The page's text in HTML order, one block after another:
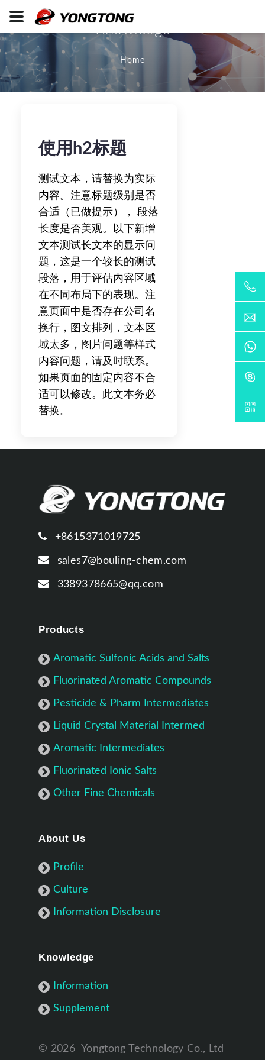
Knowledge
Home
使用h2标题
测试文本，请替换为实际
内容。注意标题级别是否
合适（已做提示）， 段落
长度是否美观。以下新增
文本测试长文本的显示问
题，这是一个较长的测试
段落，用于评估内容区域
在不同布局下的表现。注
意页面中是否存在公司名
换行，图文排列，文本区
域太多，图片问题等样式
内容问题，请及时联系。
如果页面的固定内容不合
适可以修改。此文本务必
替换。
+8615371019725
sales7@bouling-chem.com
3389378665@qq.com
Products
Aromatic Sulfonic Acids and Salts
Fluorinated Aromatic Compounds
Pesticide & Pharm Intermediates
Liquid Crystal Material Intermed
Aromatic Intermediates
Fluorinated Ionic Salts
Other Fine Chemicals
About Us
Profile
Culture
Information Disclosure
Knowledge
Information
Supplement
© 2026 Yongtong Technology Co., Ltd